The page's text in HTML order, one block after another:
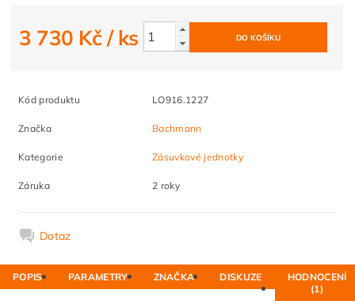
3 730 Kč/ ks
Kód produktu LO916.1227
Značka Bachmann
Kategorie Zásuvkové jednotky
Záruka 2 roky
Dotaz
POPIS PARAMETRY ZNAČKA DISKUZE
HODNOCENÍ
(1)